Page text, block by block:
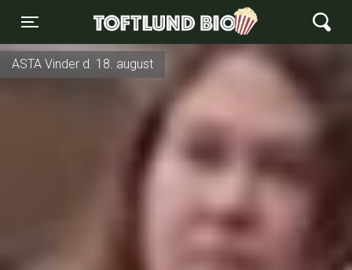
Toggle navigation
Toftlund Biograf
ASTA Vinder d. 18. august